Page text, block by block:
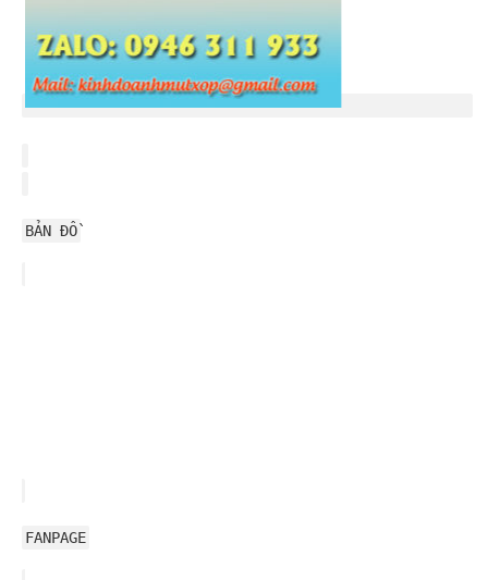
BẢN ĐỒ
FANPAGE